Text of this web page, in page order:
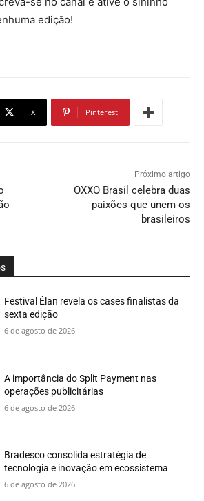
edição!
X Pinterest
Próximo artigo
OXXO Brasil celebra duas
paixões que unem os
brasileiros
Festival Élan revela os cases finalistas da
sexta edição
6 de agosto de 2026
A importância do Split Payment nas
operações publicitárias
6 de agosto de 2026
Bradesco consolida estratégia de
tecnologia e inovação em ecossistema
6 de agosto de 2026